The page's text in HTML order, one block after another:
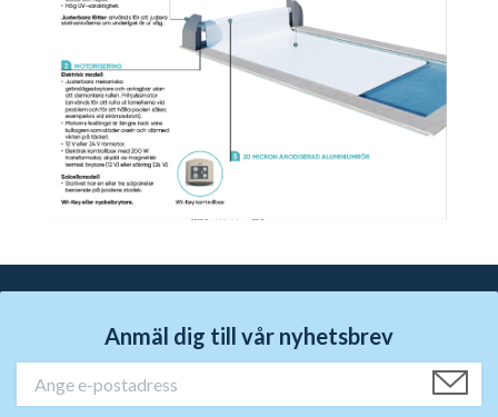
Anmäl dig till vår nyhetsbrev